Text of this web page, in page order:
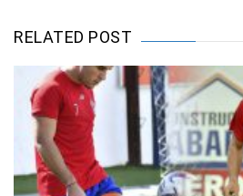
RELATED POST